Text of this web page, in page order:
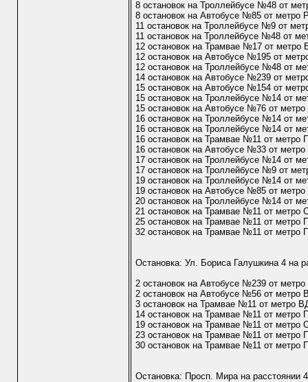
8 остановок на Троллейбусе №48 от
8 остановок на Автобусе №85 от метро
11 остановок на Троллейбусе №9 от
11 остановок на Троллейбусе №48 от
12 остановок на Трамвае №17 от метро
12 остановок на Автобусе №195 от
12 остановок на Троллейбусе №48 от
14 остановок на Автобусе №239 от
15 остановок на Автобусе №154 от
15 остановок на Троллейбусе №14 от
15 остановок на Автобусе №76 от
16 остановок на Троллейбусе №14 от
16 остановок на Троллейбусе №14 от
16 остановок на Трамвае №11 от метро
16 остановок на Автобусе №33 от
17 остановок на Троллейбусе №14 от
17 остановок на Троллейбусе №9 от
19 остановок на Троллейбусе №14 от
19 остановок на Автобусе №85 от
20 остановок на Троллейбусе №14 от
21 остановок на Трамвае №11 от метро
25 остановок на Трамвае №11 от метро
32 остановок на Трамвае №11 от метро
Остановка: Ул. Бориса Галушкина 4 на
2 остановок на Автобусе №239 от
2 остановок на Автобусе №56 от метро
3 остановок на Трамвае №11 от метро
14 остановок на Трамвае №11 от метро
19 остановок на Трамвае №11 от метро
23 остановок на Трамвае №11 от метро
30 остановок на Трамвае №11 от метро
Остановка: Просп. Мира на расстоянии